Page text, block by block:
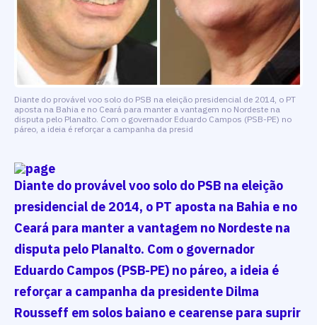
Diante do provável voo solo do PSB na eleição presidencial de 2014, o PT
aposta na Bahia e no Ceará para manter a vantagem no Nordeste na
disputa pelo Planalto. Com o governador Eduardo Campos (PSB-PE) no
páreo, a ideia é reforçar a campanha da presid
Diante do provável voo solo do PSB na eleição
presidencial de 2014, o PT aposta na Bahia e no
Ceará para manter a vantagem no Nordeste na
disputa pelo Planalto. Com o governador
Eduardo Campos (PSB-PE) no páreo, a ideia é
reforçar a campanha da presidente Dilma
Rousseff em solos baiano e cearense para suprir